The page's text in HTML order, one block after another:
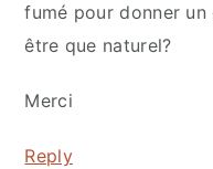
fumé pour donner
être que naturel?
Merci
Reply